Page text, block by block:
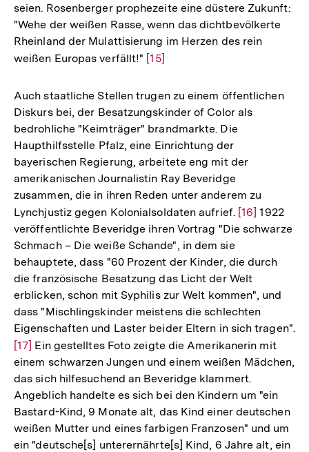
seien. Rosenberger prophezeite eine düstere Zukunft:
"Wehe der weißen Rasse, wenn das dichtbevölkerte
Rheinland der Mulattisierung im Herzen des rein
weißen Europas verfällt!" Zur
der
Fußnote
[15]
Auch staatliche Stellen trugen zu einem öffentlichen
Diskurs bei, der Besatzungskinder of Color als
bedrohliche "Keimträger" brandmarkte. Die
Haupthilfsstelle Pfalz, eine Einrichtung der
bayerischen Regierung, arbeitete eng mit der
amerikanischen Journalistin Ray Beveridge
zusammen, die in ihren Reden unter anderem zu
Lynchjustiz gegen Kolonialsoldaten aufrief. Zur
Auflösung
Fußnote
[16] 1922
veröffentlichte Beveridge ihren Vortrag "Die schwarze
Schmach – Die weiße Schande", in dem sie
behauptete, dass "60 Prozent der Kinder, die durch
die französische Besatzung das Licht der Welt
erblicken, schon mit Syphilis zur Welt kommen", und
dass "Mischlingskinder meistens die schlechten
Eigenschaften und Laster beider Eltern in sich tragen".
Zur
Auflösung
der
Fußnote
[17] Ein gestelltes Foto zeigte die Amerikanerin mit
einem schwarzen Jungen und einem weißen Mädchen,
das sich hilfesuchend an Beveridge klammert.
Angeblich handelte es sich bei den Kindern um "ein
Bastard-Kind, 9 Monate alt, das Kind einer deutschen
weißen Mutter und eines farbigen Franzosen" und um
ein "deutsche[s] unterernährte[s] Kind, 6 Jahre alt, ein